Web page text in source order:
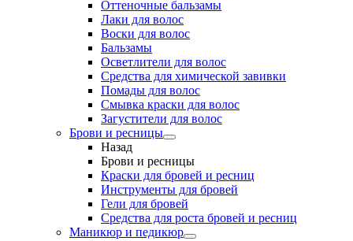
Оттеночные бальзамы
Лаки для волос
Воски для волос
Бальзамы
Осветлители для волос
Средства для химической завивки
Помады для волос
Смывка краски для волос
Загустители для волос
Брови и ресницы
Назад
Брови и ресницы
Краски для бровей и ресниц
Инструменты для бровей
Гели для бровей
Средства для роста бровей и ресниц
Маникюр и педикюр